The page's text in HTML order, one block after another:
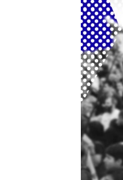
УКРАЇНСЬКА ПРОБЛЕМА КРИМУ